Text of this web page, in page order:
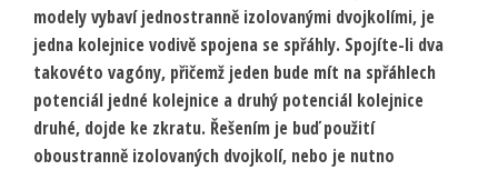
modely vybaví jednostranně izolovanými dvojkolími, je
jedna kolejnice vodivě spojena se spřáhly. Spojíte-li dva
takovéto vagóny, přičemž jeden bude mít na spřáhlech
potenciál jedné kolejnice a druhý potenciál kolejnice
druhé, dojde ke zkratu. Řešením je buď použití
oboustranně izolovaných dvojkolí, nebo je nutno